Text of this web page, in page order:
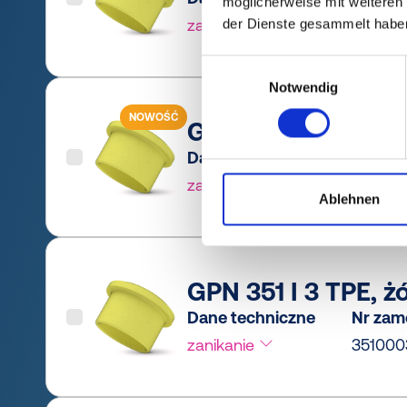
der Dienste gesammelt
Notwendig
Ablehnen
zanikanie
NOWOŚĆ GPN 351 I 3 PCR-
Dane techniczne
zanikanie
Nr
GPN 351 I 3 TPE,
Dane techniczne
zanikanie
Nr